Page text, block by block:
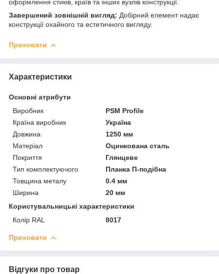
оформлення стиків, країв та інших вузлів конструкції.
Завершений зовнішній вигляд: Добірний елемент надає
конструкції охайного та естетичного вигляду.
Приховати
Характеристики
Основні атрибути
Виробник
PSM Profile
Країна виробник
Україна
Довжина
1250 мм
Матеріал
Оцинкована сталь
Покриття
Глянцеве
Тип комплектуючого
Планка П-подібна
Товщина металу
0.4 мм
Ширина
20 мм
Користувальницькі характеристики
Колір RAL
8017
Приховати
Відгуки про товар